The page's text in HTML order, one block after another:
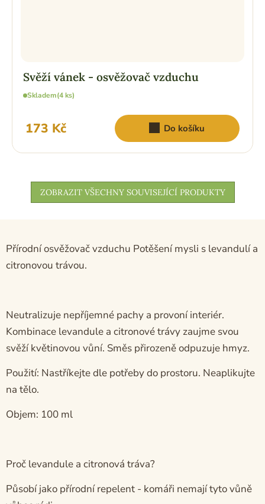
Svěží vánek - osvěžovač vzduchu
Skladem(4 ks)
173 Kč Do košíku
ZOBRAZIT VŠECHNY SOUVISEJÍCÍ PRODUKTY
Přírodní osvěžovač vzduchu Potěšení mysli s levandulí a
citronovou trávou.
Neutralizuje nepříjemné pachy a provoní interiér.
Kombinace levandule a citronové trávy zaujme svou
svěží květinovou vůní. Směs přirozeně odpuzuje hmyz.
Použití: Nastříkejte dle potřeby do prostoru. Neaplikujte
na tělo.
Objem: 100 ml
Proč levandule a citronová tráva?
Působí jako přírodní repelent - komáři nemají tyto vůně